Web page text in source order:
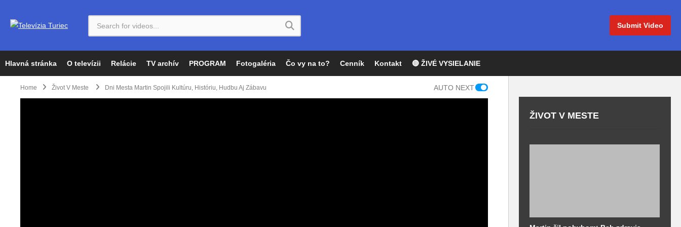
Submit Video
Hlavná stránka O televízii Relácie TV archív PROGRAM Fotogaléria Čo vy na to? Cenník Kontakt 🔴 ŽIVÉ VYSIELANIE
Home Život V Meste Dni Mesta Martin Spojili Kultúru, Históriu, Hudbu Aj Zábavu AUTO NEXT
ŽIVOT V MESTE